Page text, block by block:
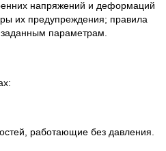
напряжений и деформаций
их предупреждения; правила
заданным параметрам.
работающие без давления.